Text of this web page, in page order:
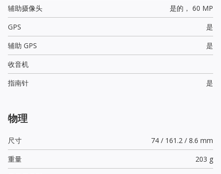
辅助摄像头
是的， 60 MP
GPS
是
辅助 GPS
是
收音机
指南针
是
物理
尺寸
74 / 161.2 / 8.6 mm
重量
203 g